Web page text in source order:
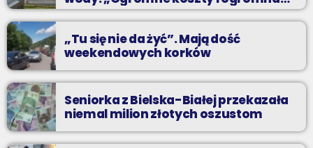
praca”
„Tu się nie da żyć”. Mają dość
weekendowych korków
Seniorka z Bielska-Białej przekazała
niemal milion złotych oszustom